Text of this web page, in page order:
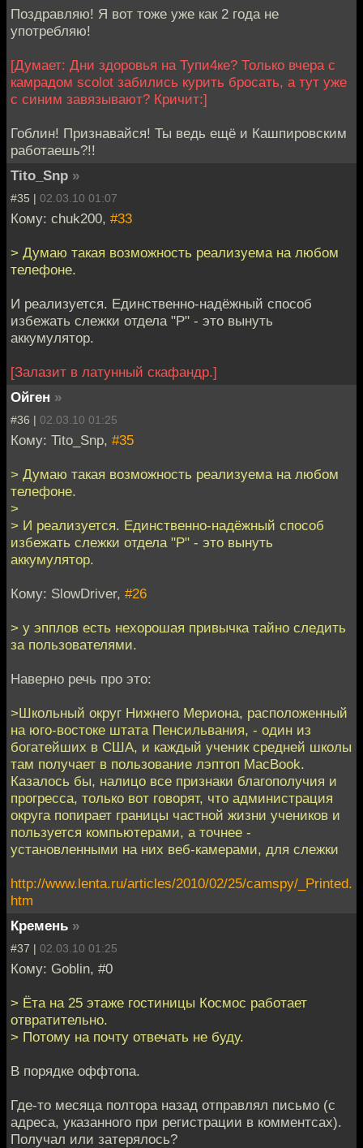
Поздравляю! Я вот тоже уже как 2 года не
употребляю!
[Думает: Дни здоровья на Тупи4ке? Только вчера с
камрадом scolot забились курить бросать, а тут уже
с синим завязывают? Кричит:]
Гоблин! Признавайся! Ты ведь ещё и Кашпировским
работаешь?!!
Tito_Snp »
#35 | 02.03.10 01:07
Кому: chuk200, #33
> Думаю такая возможность реализуема на любом
телефоне.
И реализуется. Единственно-надёжный способ
избежать слежки отдела "Р" - это вынуть
аккумулятор.
[Залазит в латунный скафандр.]
Ойген »
#36 | 02.03.10 01:25
Кому: Tito_Snp, #35
> Думаю такая возможность реализуема на любом
телефоне.
>
> И реализуется. Единственно-надёжный способ
избежать слежки отдела "Р" - это вынуть
аккумулятор.
Кому: SlowDriver, #26
> у эпплов есть нехорошая привычка тайно следить
за пользователями.
Наверно речь про это:
>Школьный округ Нижнего Мериона, расположенный
на юго-востоке штата Пенсильвания, - один из
богатейших в США, и каждый ученик средней школы
там получает в пользование лэптоп MacBook.
Казалось бы, налицо все признаки благополучия и
прогресса, только вот говорят, что администрация
округа попирает границы частной жизни учеников и
пользуется компьютерами, а точнее -
установленными на них веб-камерами, для слежки
http://www.lenta.ru/articles/2010/02/25/camspy/_Printed.
htm
Кремень »
#37 | 02.03.10 01:25
Кому: Goblin, #0
> Ёта на 25 этаже гостиницы Космос работает
отвратительно.
> Потому на почту отвечать не буду.
В порядке оффтопа.
Где-то месяца полтора назад отправлял письмо (с
адреса, указанного при регистрации в комментсах).
Получал или затерялось?